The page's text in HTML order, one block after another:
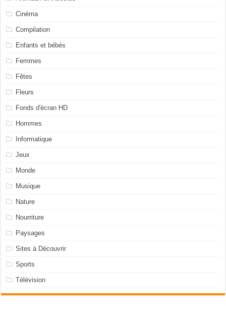
Cinéma
Compilation
Enfants et bébés
Femmes
Fêtes
Fleurs
Fonds d'écran HD
Hommes
Informatique
Jeux
Monde
Musique
Nature
Nourriture
Paysages
Sites à Découvrir
Sports
Télévision